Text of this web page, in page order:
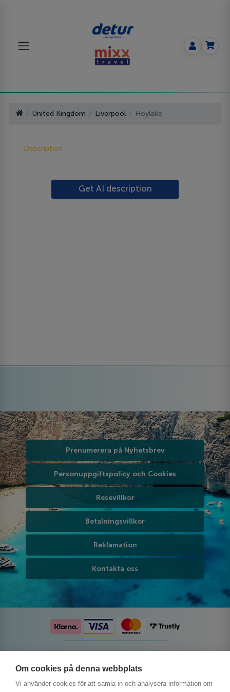
Om cookies på denna webbplats
Vi använder cookies för att samla in och analysera information om
United Kingdom Liverpool Hoylake
Description
Get AI description
Prenumerera på Nyhetsbrev
Personuppgiftspolicy och Cookies
Resevillkor
Betalningsvillkor
Reklamation
Kontakta oss